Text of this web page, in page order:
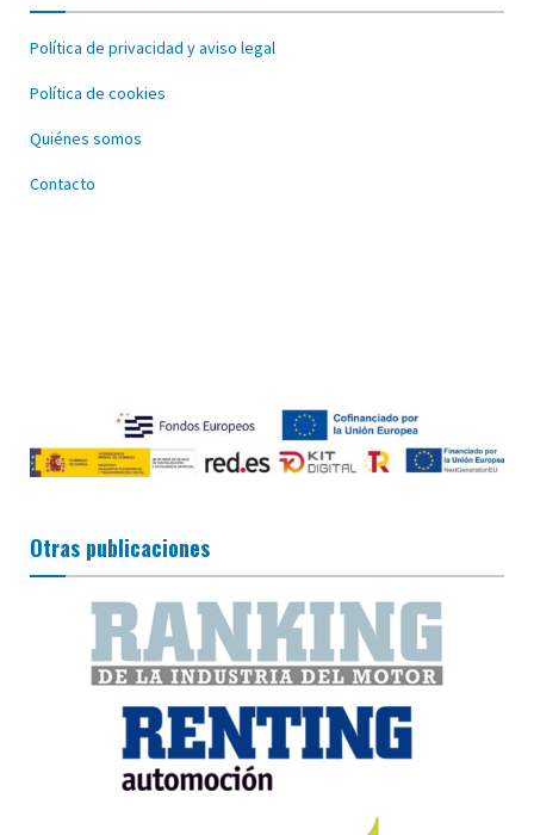
Política de privacidad y aviso legal
Política de cookies
Quiénes somos
Contacto
Otras publicaciones